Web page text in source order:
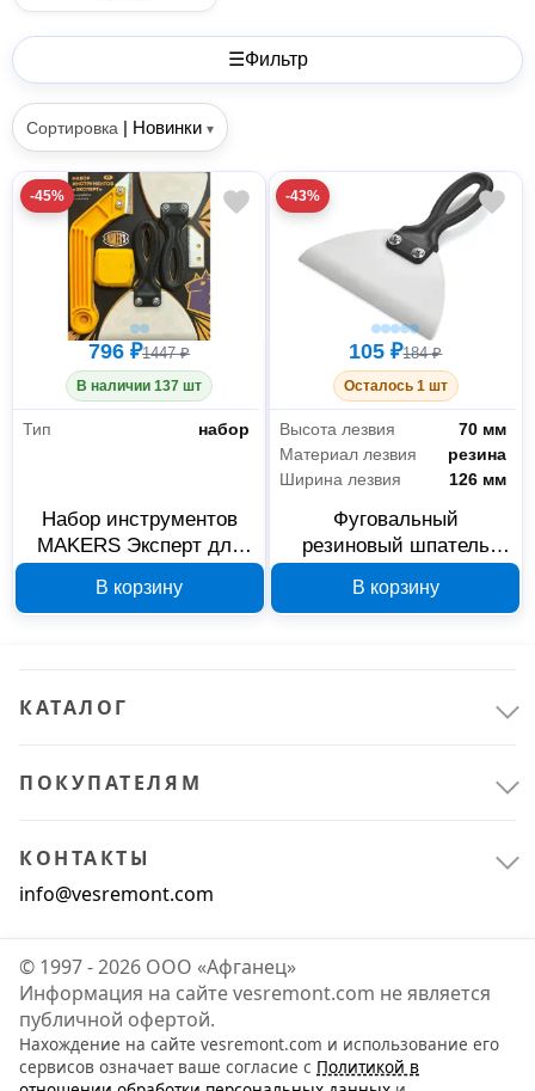
☰Фильтр
Сортировка | Новинки ▾
-45%
796 ₽1447 ₽
В наличии 137 шт
Тип набор
Набор инструментов
MAKERS Эксперт для
В корзину
-43%
105 ₽184 ₽
Осталось 1 шт
Высота лезвия
70 мм
Материал лезвия
резина
Ширина лезвия
126 мм
Фуговальный
резиновый шпатель
В корзину
КАТАЛОГ
ПОКУПАТЕЛЯМ
КОНТАКТЫ
info@vesremont.com
© 1997 - 2026 ООО «Афганец»
Информация на сайте vesremont.com не является
публичной офертой.
Нахождение на сайте vesremont.com и использование его
сервисов означает ваше согласие с Политикой в